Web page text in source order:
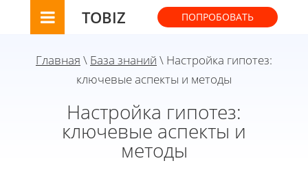
TOBIZ ПОПРОБОВАТЬ
Главная \ База знаний \ Настройка гипотез:
ключевые аспекты и методы
Настройка гипотез:
ключевые аспекты и
методы